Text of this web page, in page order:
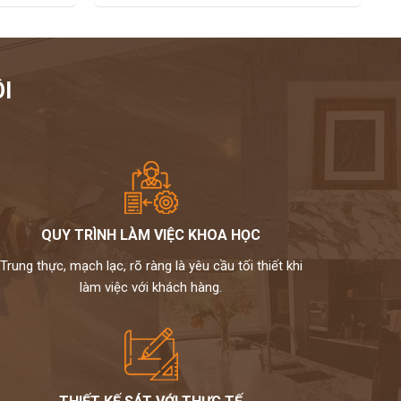
QUY TRÌNH LÀM VIỆC KHOA HỌC
Trung thực, mạch lạc, rõ ràng là yêu cầu tối thiết khi
làm việc với khách hàng.